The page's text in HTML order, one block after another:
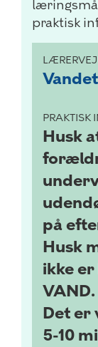
praktisk
PRAKTISK
Husk
på
Husk
ikke er
VAND.
Det er
5-10